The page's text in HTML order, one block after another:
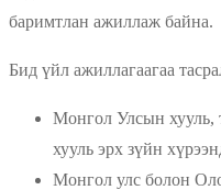
баримтлан ажиллаж байна.
Бид үйл ажиллагаагаа
Монгол Улсын
хууль эрх зүйн
Монгол улс болон